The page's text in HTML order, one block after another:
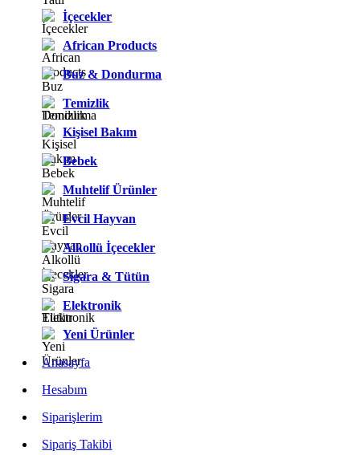
İçecekler
African Products
Buz & Dondurma
Temizlik
Kişisel Bakım
Bebek
Muhtelif Ürünler
Evcil Hayvan
Alkollü İçecekler
Sigara & Tütün
Elektronik
Yeni Ürünler
Anasayfa
Hesabım
Siparişlerim
Sipariş Takibi